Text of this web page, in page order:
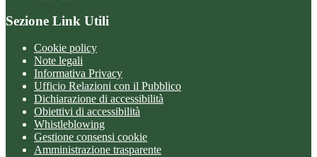
Sezione Link Utili
Cookie policy
Note legali
Informativa Privacy
Ufficio Relazioni con il Pubblico
Dichiarazione di accessibilità
Obiettivi di accessibilità
Whistleblowing
Gestione consensi cookie
Amministrazione trasparente